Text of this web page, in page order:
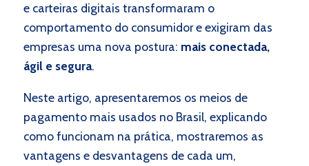
e carteiras digitais transformaram o
comportamento do consumidor e exigiram das
empresas uma nova postura: mais conectada,
ágil e segura.
Neste artigo, apresentaremos os meios de
pagamento mais usados no Brasil, explicando
como funcionam na prática, mostraremos as
vantagens e desvantagens de cada um,